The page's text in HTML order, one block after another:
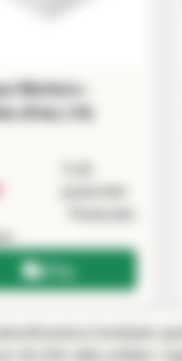
Markers -
(Kite) (10)
3 på
postorder
Köp
bredaste
60.000 olika artiklar i